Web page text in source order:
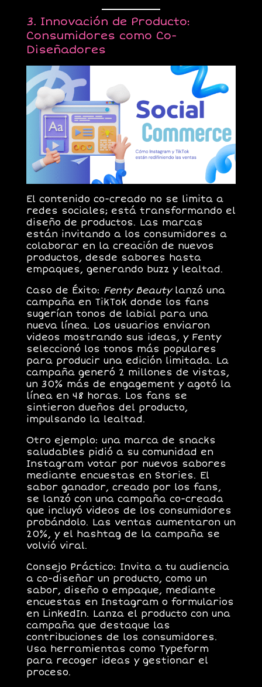
3. Innovación de Producto:
Consumidores como Co-
Diseñadores
El contenido co-creado no se limita a
redes sociales; está transformando el
diseño de productos. Las marcas
están invitando a los consumidores a
colaborar en la creación de nuevos
productos, desde sabores hasta
empaques, generando buzz y lealtad.
Caso de Éxito: Fenty Beautylanzó una
campaña en TikTok donde los fans
sugerían tonos de labial para una
nueva línea. Los usuarios enviaron
videos mostrando sus ideas, y Fenty
seleccionó los tonos más populares
para producir una edición limitada. La
campaña generó 2 millones de vistas,
un 30% más de engagement y agotó la
línea en 48 horas. Los fans se
sintieron dueños del producto,
impulsando la lealtad.
Otro ejemplo: una marca de snacks
saludables pidió a su comunidad en
Instagram votar por nuevos sabores
mediante encuestas en Stories. El
sabor ganador, creado por los fans,
se lanzó con una campaña co-creada
que incluyó videos de los consumidores
probándolo. Las ventas aumentaron un
20%, y el hashtag de la campaña se
volvió viral.
Consejo Práctico: Invita a tu audiencia
a co-diseñar un producto, como un
sabor, diseño o empaque, mediante
encuestas en Instagram o formularios
en LinkedIn. Lanza el producto con una
campaña que destaque las
contribuciones de los consumidores.
Usa herramientas como Typeform
para recoger ideas y gestionar el
proceso.